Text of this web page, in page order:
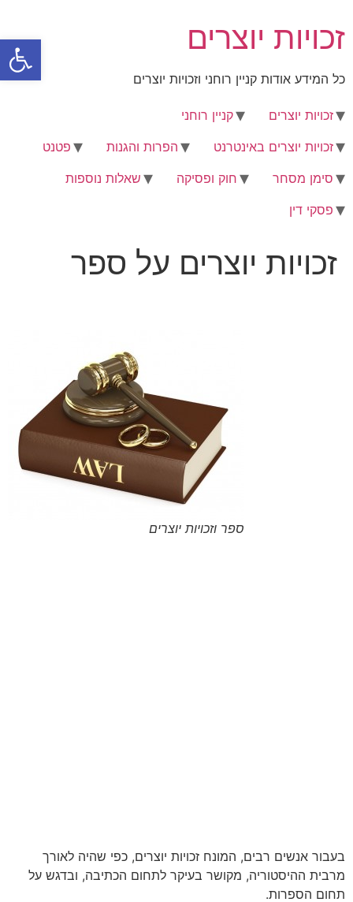
פתח
לתוכן
זכויות יוצרים
כל המידע אודות קניין רוחני וזכויות יוצרים
זכויות יוצרים
קניין רוחני
זכויות יוצרים באינטרנט
הפרות והגנות
פטנט
סימן מסחר
חוק ופסיקה
שאלות נוספות
פסקי דין
זכויות יוצרים על ספר
ספר וזכויות יוצרים
בעבור אנשים רבים, המונח זכויות יוצרים, כפי שהיה לאורך
מרבית ההיסטוריה, מקושר בעיקר לתחום הכתיבה, ובדגש על
תחום הספרות.